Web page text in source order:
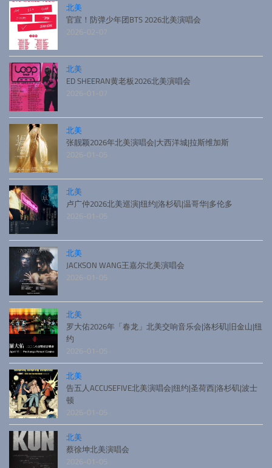
北美
官宣！防弹少年团BTS 2026北美演唱会
2026-02-07
北美
ED SHEERAN黄老板2026北美演唱会
2026-01-07
北美
张靓颖2026年北美演唱会|大西洋城|拉斯维加斯
2026-01-05
北美
卢广仲2026北美巡演|纽约|洛杉矶|温哥华|多伦多
2026-01-05
北美
JACKSON WANG王嘉尔北美演唱会
2026-01-05
北美
罗大佑2026年「春龙」北美交响音乐会|洛杉矶|旧金山|纽
约
2026-01-05
北美
告五人ACCUSEFIVE北美演唱会|纽约|圣荷西|洛杉矶|波士
顿
2026-01-05
北美
蔡徐坤北美演唱会
2026-01-05